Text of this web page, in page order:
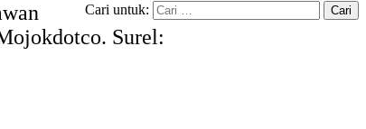
Cari untuk:
Surel: